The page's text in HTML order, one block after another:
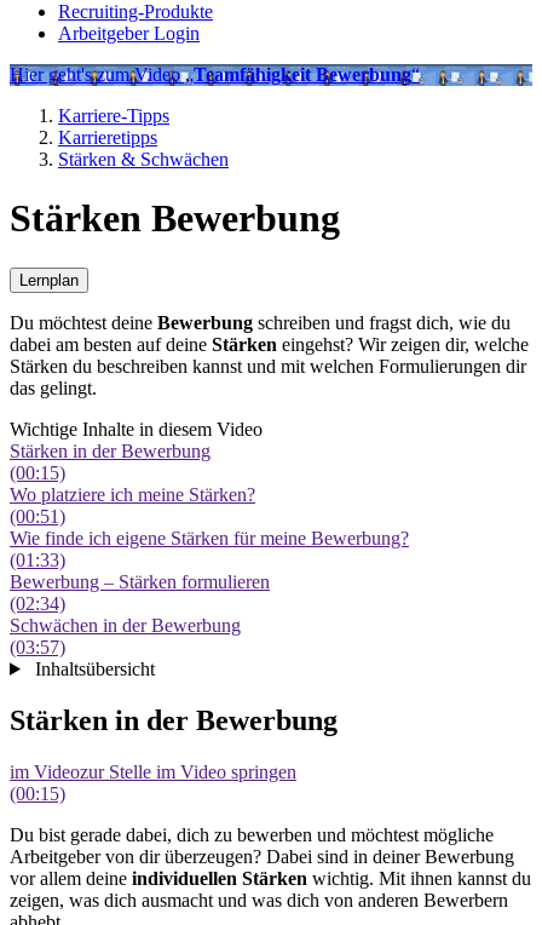
Recruiting-Produkte
Arbeitgeber Login
Hier geht's zum Video „Teamfähigkeit Bewerbung“
Karriere-Tipps
Karrieretipps
Stärken & Schwächen
Stärken Bewerbung
Lernplan
Du möchtest deine Bewerbung schreiben und fragst dich, wie du
dabei am besten auf deine Stärken eingehst? Wir zeigen dir, welche
Stärken du beschreiben kannst und mit welchen Formulierungen dir
das gelingt.
Wichtige Inhalte in diesem Video
Stärken in der Bewerbung
(00:15)
Wo platziere ich meine Stärken?
(00:51)
Wie finde ich eigene Stärken für meine Bewerbung?
(01:33)
Bewerbung – Stärken formulieren
(02:34)
Schwächen in der Bewerbung
(03:57)
Inhaltsübersicht
Stärken in der Bewerbung
im Videozur Stelle im Video springen
(00:15)
Du bist gerade dabei, dich zu bewerben und möchtest mögliche
Arbeitgeber von dir überzeugen? Dabei sind in deiner Bewerbung
vor allem deine individuellen Stärken wichtig. Mit ihnen kannst du
zeigen, was dich ausmacht und was dich von anderen Bewerbern